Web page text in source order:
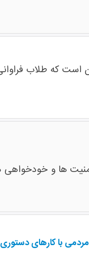
است که طلاب
ها و خودخواهی
با کارهای